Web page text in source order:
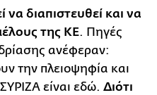
να διαπιστευθεί και να
της ΚΕ. Πηγές
ανέφεραν:
την πλειοψηφία και
είναι εδώ. Διότι